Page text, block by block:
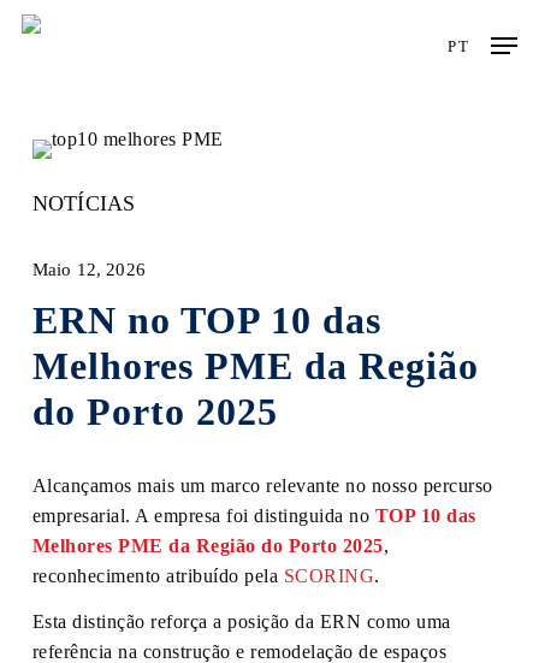
Skip
PT
NOTÍCIAS
Maio 12, 2026
ERN no TOP 10 das
Melhores PME da Região
do Porto 2025
Alcançamos mais um marco relevante no nosso percurso
empresarial. A empresa foi distinguida no TOP 10 das
Melhores PME da Região do Porto 2025,
reconhecimento atribuído pela SCORING.
Esta distinção reforça a posição da ERN como uma
referência na construção e remodelação de espaços